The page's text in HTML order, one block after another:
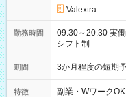
Valextra
勤務時間
09:30～20:30 実働7.5時間／休憩1.5時間 営業時間に合わせた
シフト制
期間 3か月程度の短期
特徴 副業・WワークOK